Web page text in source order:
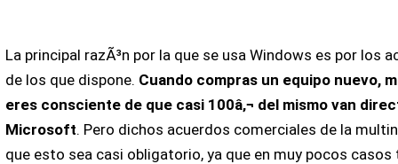
La principal razÃ³n por la que se usa Windows es por los
de los que dispone. Cuando compras un equipo nuevo,
eres consciente de que casi 100â‚¬ del mismo van
Microsoft. Pero dichos acuerdos comerciales de la
que esto sea casi obligatorio, ya que en muy pocos casos